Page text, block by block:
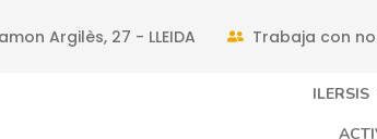
Argilès, 27 - LLEIDA Trabaja con
ILERSIS